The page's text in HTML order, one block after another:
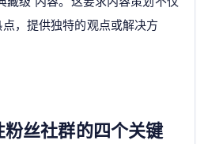
，提供独特的观点或解决方
丝社群的四个关键